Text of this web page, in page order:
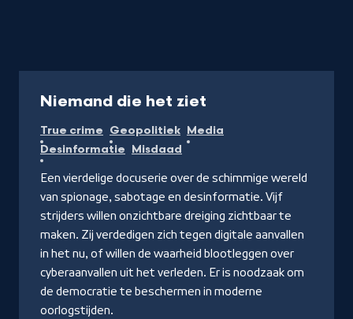
Niemand die het ziet
True crime Geopolitiek Media
Desinformatie Misdaad
Een vierdelige docuserie over de schimmige wereld
van spionage, sabotage en desinformatie. Vijf
strijders willen onzichtbare dreiging zichtbaar te
maken. Zij verdedigen zich tegen digitale aanvallen
in het nu, of willen de waarheid blootleggen over
cyberaanvallen uit het verleden. Er is noodzaak om
de democratie te beschermen in moderne
oorlogstijden.